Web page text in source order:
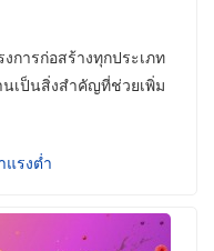
การก่อสร้างทุกประเภท
เป็นสิ่งสำคัญที่ช่วยเพิ่ม
แรงต่ำ